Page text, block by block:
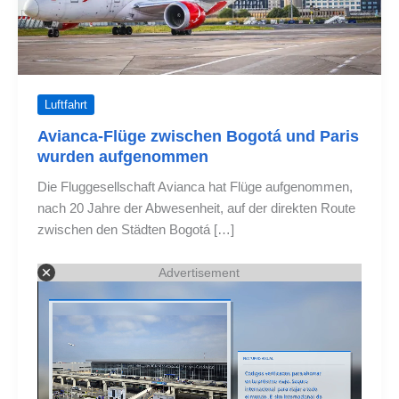
Luftfahrt
Avianca-Flüge zwischen Bogotá und Paris
wurden aufgenommen
Die Fluggesellschaft Avianca hat Flüge aufgenommen,
nach 20 Jahre der Abwesenheit, auf der direkten Route
zwischen den Städten Bogotá […]
Advertisement